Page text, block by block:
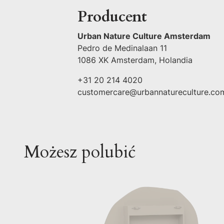
Producent
Urban Nature Culture Amsterdam
Pedro de Medinalaan 11
1086 XK Amsterdam, Holandia
+31 20 214 4020
Możesz polubić